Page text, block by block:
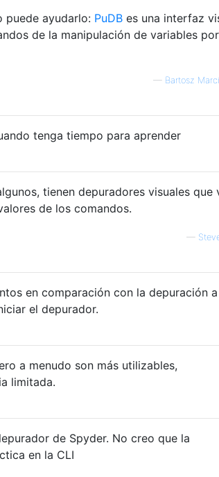
puede ayudarlo: PuDB es una interfaz
de la manipulación de variables por
— Bartosz
tenga tiempo para aprender
tienen depuradores visuales que
de los comandos.
—
en comparación con la depuración a
el depurador.
a menudo son más utilizables,
limitada.
de Spyder. No creo que la
en la CLI